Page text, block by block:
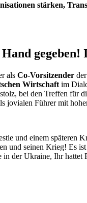
stärken,
gegeben!
als Co-Vorsitzender der
Wirtschaft im
bei den Treffen für
jovialen Führer mit
und einem späteren
und seinen Krieg! Es
der Ukraine, Ihr